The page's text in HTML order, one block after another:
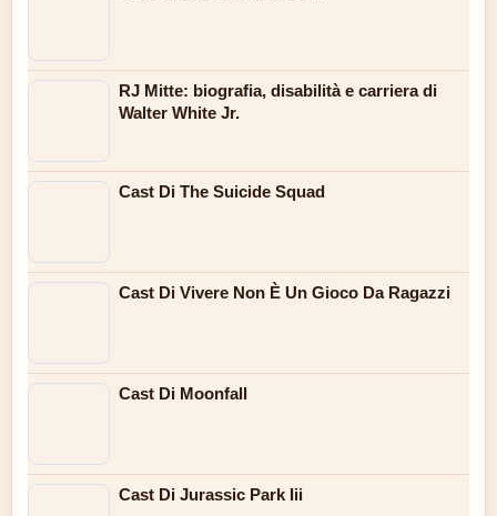
RJ Mitte: biografia, disabilità e carriera di
Walter White Jr.
Cast Di The Suicide Squad
Cast Di Vivere Non È Un Gioco Da Ragazzi
Cast Di Moonfall
Cast Di Jurassic Park Iii